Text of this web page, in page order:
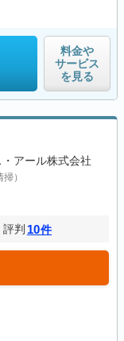
料金や
サービス
を見る
・アール株式会社
）
判 10件